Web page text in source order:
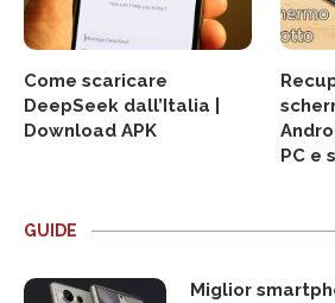
Come scaricare
DeepSeek dall’Italia |
Download APK
PC e
GUIDE
Miglior